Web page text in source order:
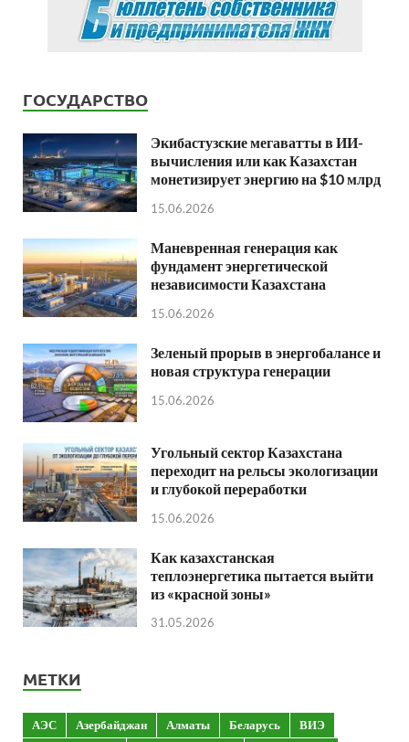
ГОСУДАРСТВО
Экибастузские мегаватты в ИИ-
вычисления или как Казахстан
монетизирует энергию на $10 млрд
15.06.2026
Маневренная генерация как
фундамент энергетической
независимости Казахстана
15.06.2026
Зеленый прорыв в энергобалансе и
новая структура генерации
15.06.2026
Угольный сектор Казахстана
переходит на рельсы экологизации
и глубокой переработки
15.06.2026
Как казахстанская
теплоэнергетика пытается выйти
из «красной зоны»
31.05.2026
МЕТКИ
АЭС Азербайджан Алматы Беларусь
ВИЭ